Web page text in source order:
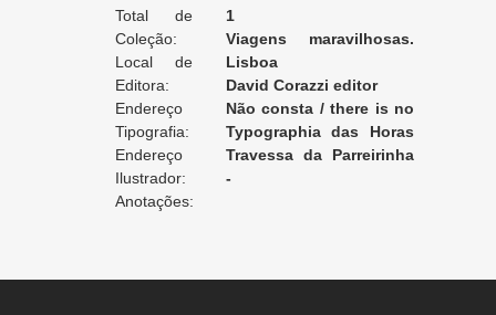
do Volume:
Total de
Volumes:
1
Coleção:
Viagens maravilhosas.
Bibliotheca Illustrada de
Instrucção e Recreio.
Empreza Horas Romanticas
Local de
Edição:
Lisboa
Editora:
David Corazzi editor
Endereço
da Editora:
Não consta / there is no
record / non enregistré
Tipografia:
Typographia das Horas
Romanticas
Endereço
da Tipografia:
Travessa da Parreirinha
a S. Carlos, 5 [Lisboa]
Ilustrador:
-
Anotações: